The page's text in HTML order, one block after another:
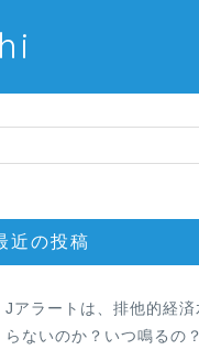
近の投稿
Jアラートは、排他的経
らないのか？いつ鳴るの？